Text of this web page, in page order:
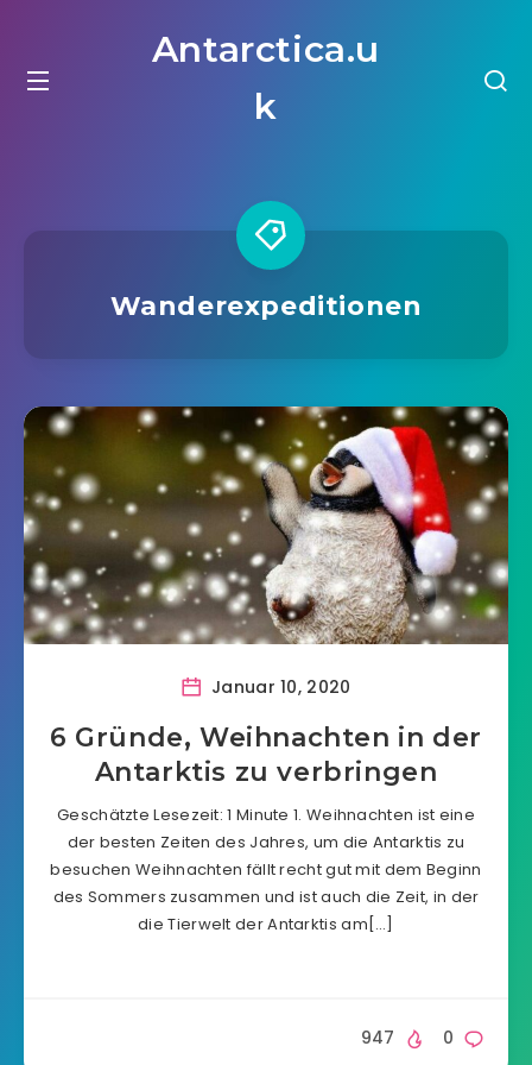
Antarctica.u
k
Wanderexpeditionen
Januar 10, 2020
6 Gründe, Weihnachten in der
Antarktis zu verbringen
Geschätzte Lesezeit: 1 Minute 1. Weihnachten ist eine
der besten Zeiten des Jahres, um die Antarktis zu
besuchen Weihnachten fällt recht gut mit dem Beginn
des Sommers zusammen und ist auch die Zeit, in der
die Tierwelt der Antarktis am[…]
0
947